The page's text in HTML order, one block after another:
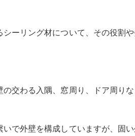
ーリング材について、その役割
交わる入隅、窓周り、ドア周り
で外壁を構成していますが、固